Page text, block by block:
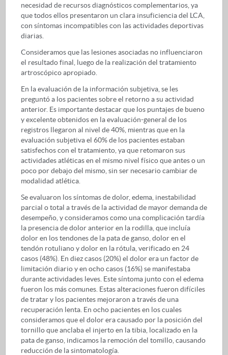
necesidad de recursos diagnósticos complementarios, ya
que todos ellos presentaron un clara insuficiencia del LCA,
con síntomas incompatibles con las actividades deportivas
diarias.
Consideramos que las lesiones asociadas no influenciaron
el resultado final, luego de la realización del tratamiento
artroscópico apropiado.
En la evaluación de la información subjetiva, se les
preguntó a los pacientes sobre el retorno a su actividad
anterior. Es importante destacar que los puntajes de bueno
y excelente obtenidos en la evaluación-general de los
registros llegaron al nivel de 40%, mientras que en la
evaluación subjetiva el 60% de los pacientes estaban
satisfechos con el tratamiento, ya que retomaron sus
actividades atléticas en el mismo nivel físico que antes o un
poco por debajo del mismo, sin ser necesario cambiar de
modalidad atlética.
Se evaluaron los síntomas de dolor, edema, inestabilidad
parcial o total a través de la actividad de mayor demanda de
desempeño, y consideramos como una complicación tardía
la presencia de dolor anterior en la rodilla, que incluía
dolor en los tendones de la pata de ganso, dolor en el
tendón rotuliano y dolor en la rótula, verificado en 24
casos (48%). En diez casos (20%) el dolor era un factor de
limitación diario y en ocho casos (16%) se manifestaba
durante actividades leves. Este síntoma junto con el edema
fueron los más comunes. Estas alteraciones fueron difíciles
de tratar y los pacientes mejoraron a través de una
recuperación lenta. En ocho pacientes en los cuales
consideramos que el dolor era causado por la posición del
tornillo que anclaba el injerto en la tibia, localizado en la
pata de ganso, indicamos la remoción del tomillo, causando
reducción de la sintomatología.